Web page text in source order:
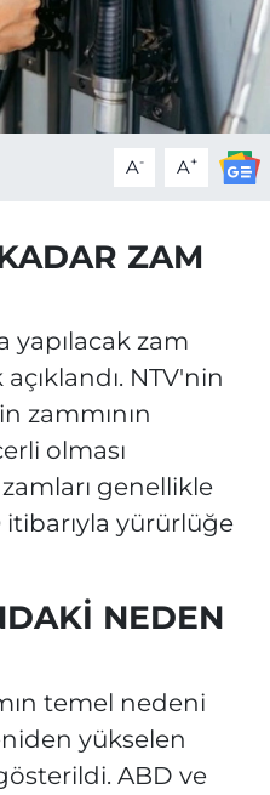
A- A+
ZAM
yapılacak zam
açıklandı. NTV'nin
zammının
olması
genellikle
itibarıyla yürürlüğe
NEDEN
temel nedeni
yükselen
ABD ve